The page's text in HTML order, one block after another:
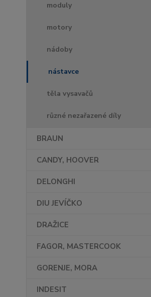
moduly
motory
nádoby
nástavce
těla vysavačů
různé nezařazené díly
BRAUN
CANDY, HOOVER
DELONGHI
DIU JEVÍČKO
DRAŽICE
FAGOR, MASTERCOOK
GORENJE, MORA
INDESIT